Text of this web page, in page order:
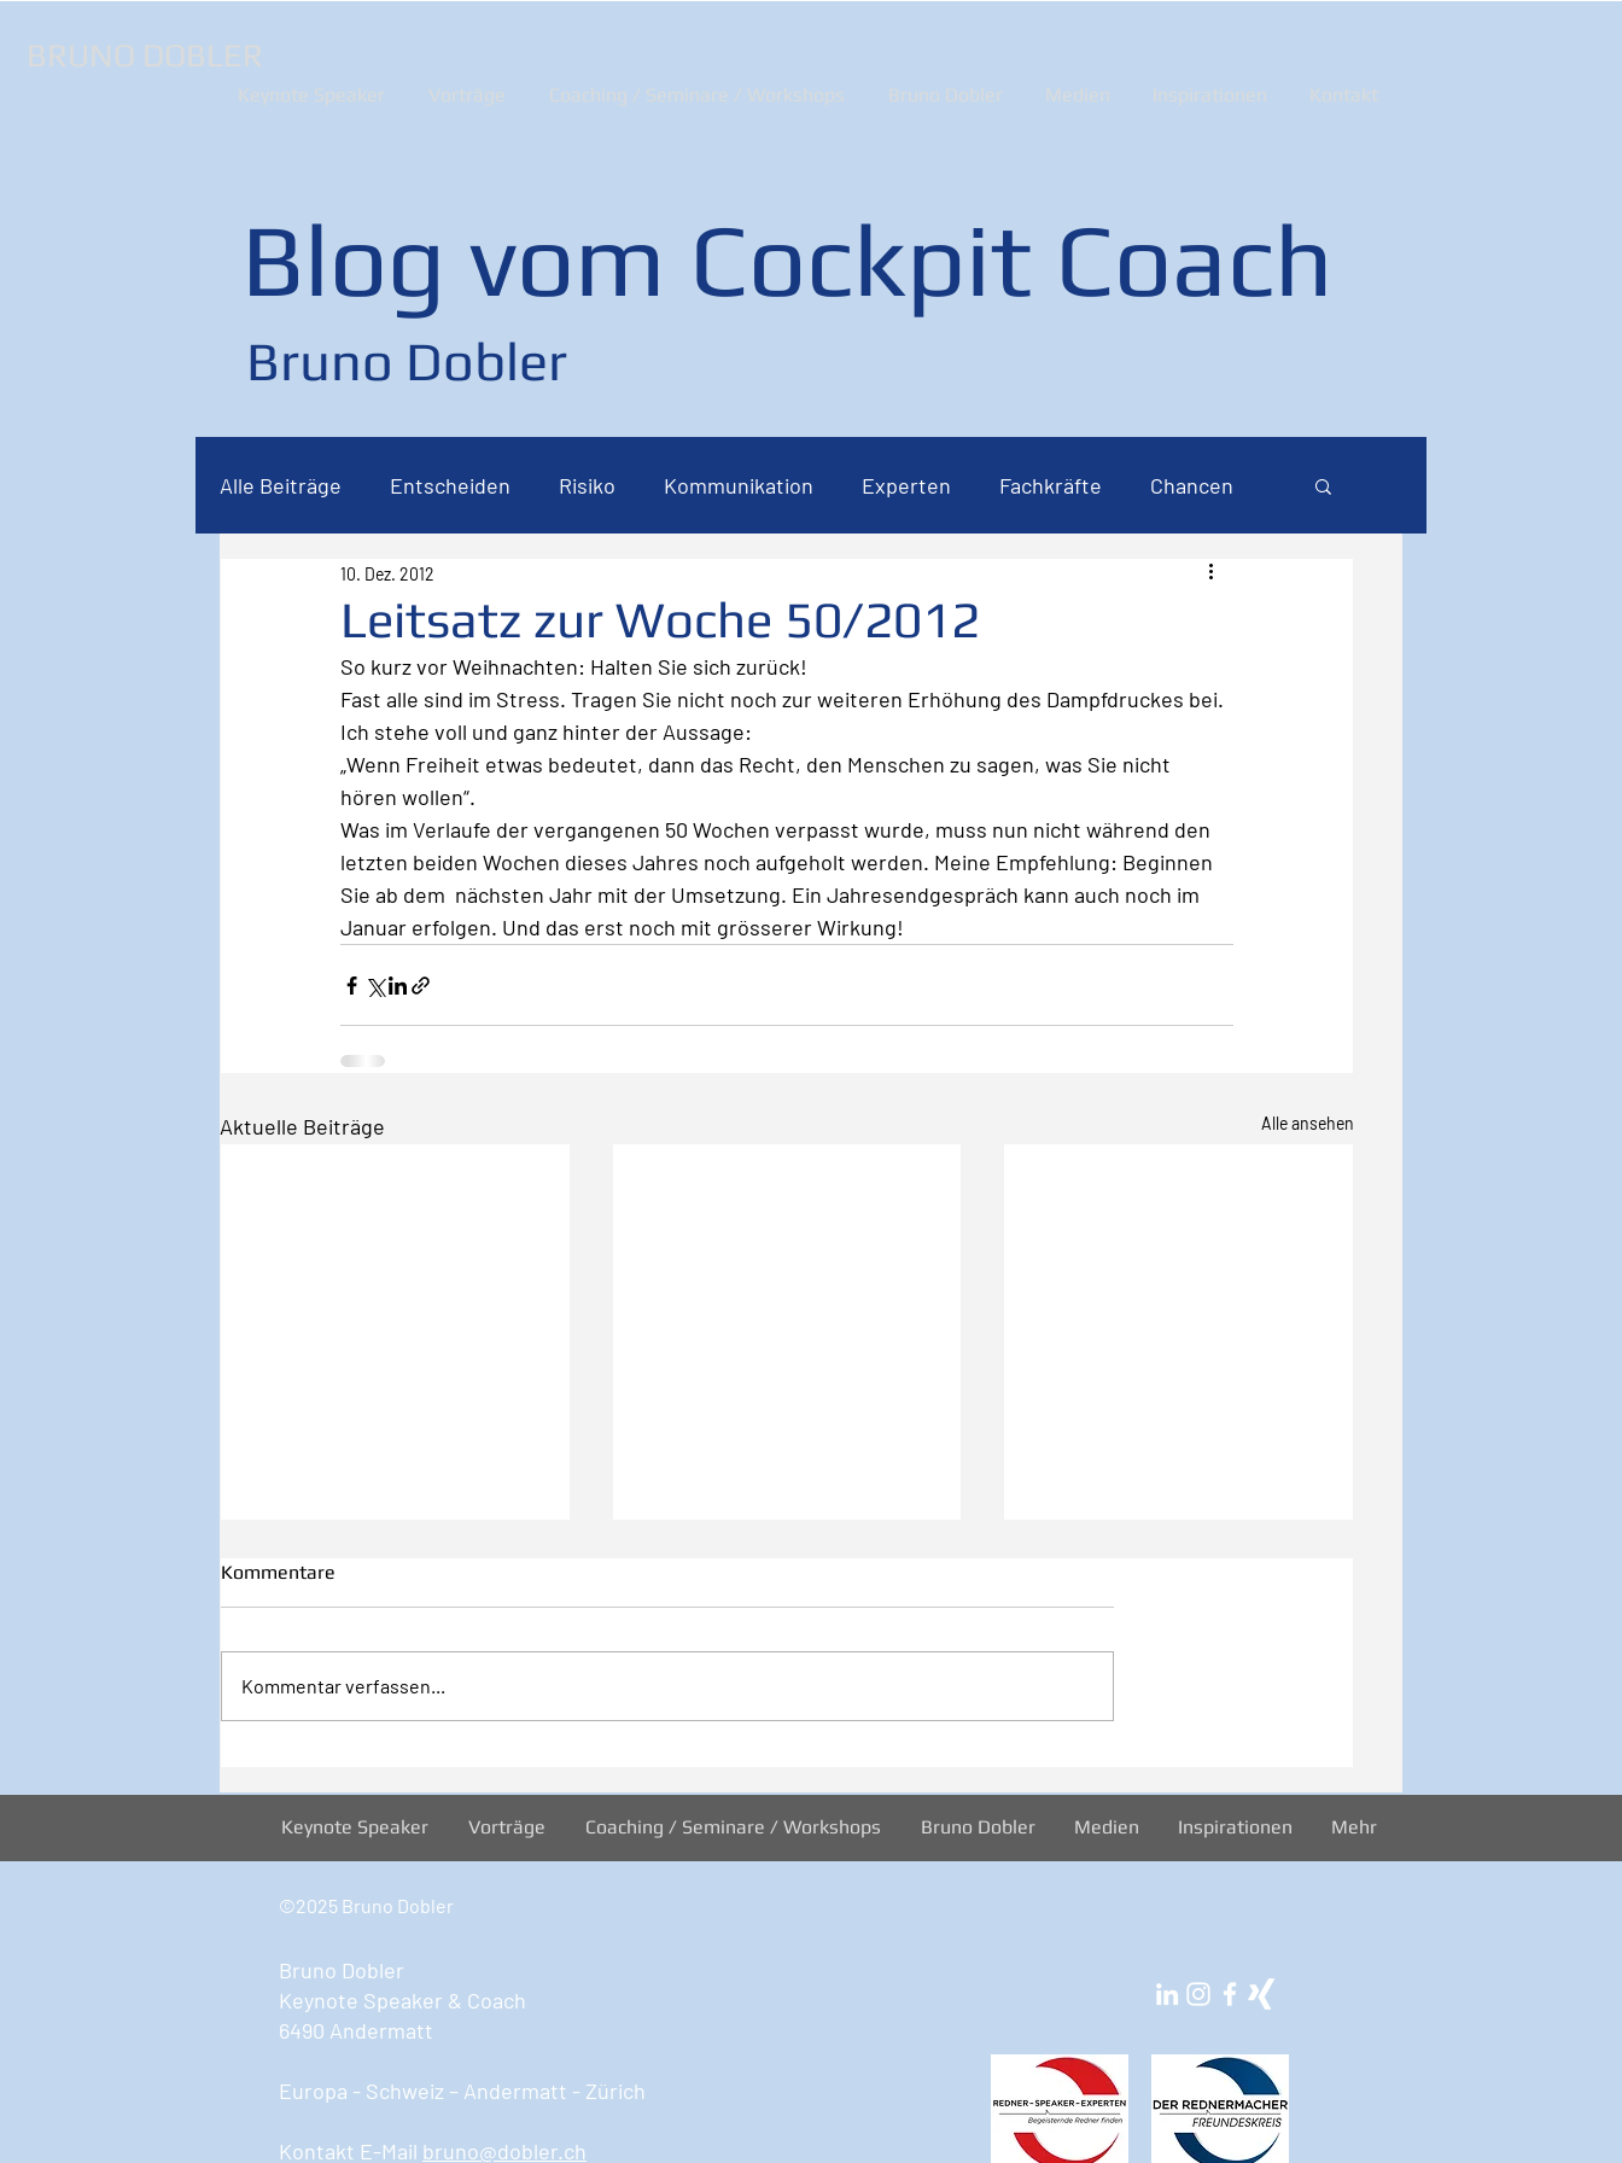
BRUNO DOBLER
Keynote Speaker Vorträge Coaching / Seminare / Workshops Bruno Dobler Medien Inspirationen Kontakt
Blog vom Cockpit Coach
Bruno Dobler
Alle Beiträge Entscheiden Risiko Kommunikation Experten Fachkräfte Chancen
Lebenspilot
Sicherheit Inspiration Leadership Freude
Wirken, Wirkung Keynote Risiko Glück Mut Change
Leitsatz zur Woche 50/2012
10. Dez. 2012
So kurz vor Weihnachten: Halten Sie sich zurück!
Fast alle sind im Stress. Tragen Sie nicht noch zur weiteren Erhöhung des Dampfdruckes bei.
Ich stehe voll und ganz hinter der Aussage:
„Wenn Freiheit etwas bedeutet, dann das Recht, den Menschen zu sagen, was Sie nicht
hören wollen“.
Was im Verlaufe der vergangenen 50 Wochen verpasst wurde, muss nun nicht während den
letzten beiden Wochen dieses Jahres noch aufgeholt werden. Meine Empfehlung: Beginnen
Sie ab dem  nächsten Jahr mit der Umsetzung. Ein Jahresendgespräch kann auch noch im
Januar erfolgen. Und das erst noch mit grösserer Wirkung!
Aktuelle Beiträge Alle ansehen
Kommentare
Kommentar verfassen...
Keynote Speaker Vorträge Coaching / Seminare / Workshops Bruno Dobler Medien Inspirationen Mehr
©2025 Bruno Dobler
Bruno Dobler
Keynote Speaker & Coach
6490 Andermatt
Europa - Schweiz – Andermatt - Zürich
Kontakt E-Mail bruno@dobler.ch